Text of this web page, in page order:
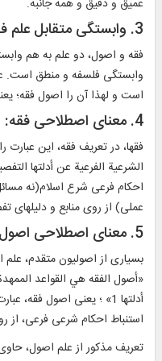
3. وابستگى متقابل علم فقه و علم اصول فقه:
فقه و اصول، دو علم به هم
وابستگى فلسفه و منطق است.
است و لهذا آن را اصول فقه؛
4. معناى اصطلاحى فقه:
فقها، در تعريف فقه، اين عبارت
الشرعية الفرعية عن أدلتها
احكام فرعى شرع اسلام(نه
عملى) از روى منابع و دليل‏هاى
5. معناى اصطلاحى اصول فقه:
بسيارى از اصوليون متقدم،
«أصول الفقه هي القواعد
أدلتها 1» ؛ يعنى اصول
استنباط احكام شرعى فرعى، از
تعريف مذكور از علم اصول،